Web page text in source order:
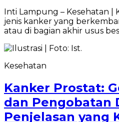
Inti Lampung – Kesehatan
jenis kanker yang
atau di bagian akhir usus
Kesehatan
Kanker Prostat:
dan Pengobatan
Penjelasan yang